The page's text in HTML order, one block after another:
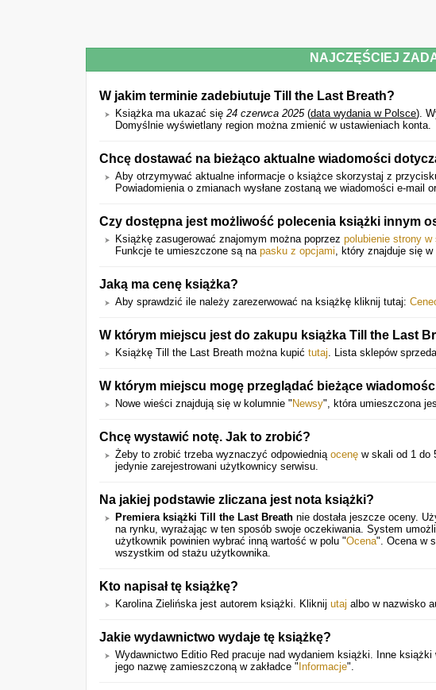
Powyższy opis
NAJCZĘŚCIEJ
W jakim terminie zadebiutuje Till the Last Breath?
Książka ma ukazać się 24 czerwca 2025(data wydania w Polsce).
Domyślnie wyświetlany region można zmienić w ustawieniach konta.
Chcę dostawać na bieżąco aktualne wiadomości
Aby otrzymywać aktualne informacje o książce skorzystaj z
Powiadomienia o zmianach wysłane zostaną we wiadomości e-mail
Czy dostępna jest możliwość polecenia książki innym
Książkę zasugerować znajomym można poprzez polubienie strony
Funkcje te umieszczone są na pasku z opcjami, który znajduje się
Jaką ma cenę książka?
Aby sprawdzić ile należy zarezerwować na książkę kliknij tutaj:
W którym miejscu jest do zakupu książka Till the Last
Książkę Till the Last Breath można kupić tutaj. Lista sklepów
W którym miejscu mogę przeglądać bieżące
Nowe wieści znajdują się w kolumnie " Newsy", która umieszczona
Chcę wystawić notę. Jak to zrobić?
Żeby to zrobić trzeba wyznaczyć odpowiednią ocenę w skali od 1 do
jedynie zarejestrowani użytkownicy serwisu.
Na jakiej podstawie zliczana jest nota książki?
Premiera książki Till the Last Breath nie dostała jeszcze oceny.
na rynku, wyrażając w ten sposób swoje oczekiwania. System
użytkownik powinien wybrać inną wartość w polu "Ocena". Ocena w
wszystkim od stażu użytkownika.
Kto napisał tę książkę?
Karolina Zielińska jest autorem książki. Kliknij utaj albo w nazwisko
Jakie wydawnictwo wydaje tę książkę?
Wydawnictwo Editio Red pracuje nad wydaniem książki. Inne
jego nazwę zamieszczoną w zakładce " Informacje".